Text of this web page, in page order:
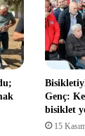
Genç:
bisiklet
15